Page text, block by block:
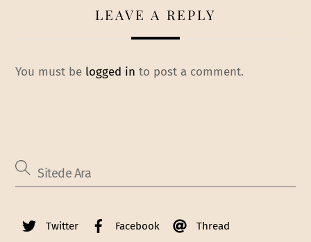
LEAVE A REPLY
You must be logged in to post a comment.
Twitter Facebook Thread